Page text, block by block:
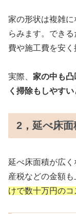
家の形状は複雑
らみます。でき
費や施工費を安く
実際、 家の中も凸
く掃除もしやすい
2，延べ床
延べ床面積が広
産税などの金額
けで数十万円の